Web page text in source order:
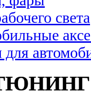
света
для